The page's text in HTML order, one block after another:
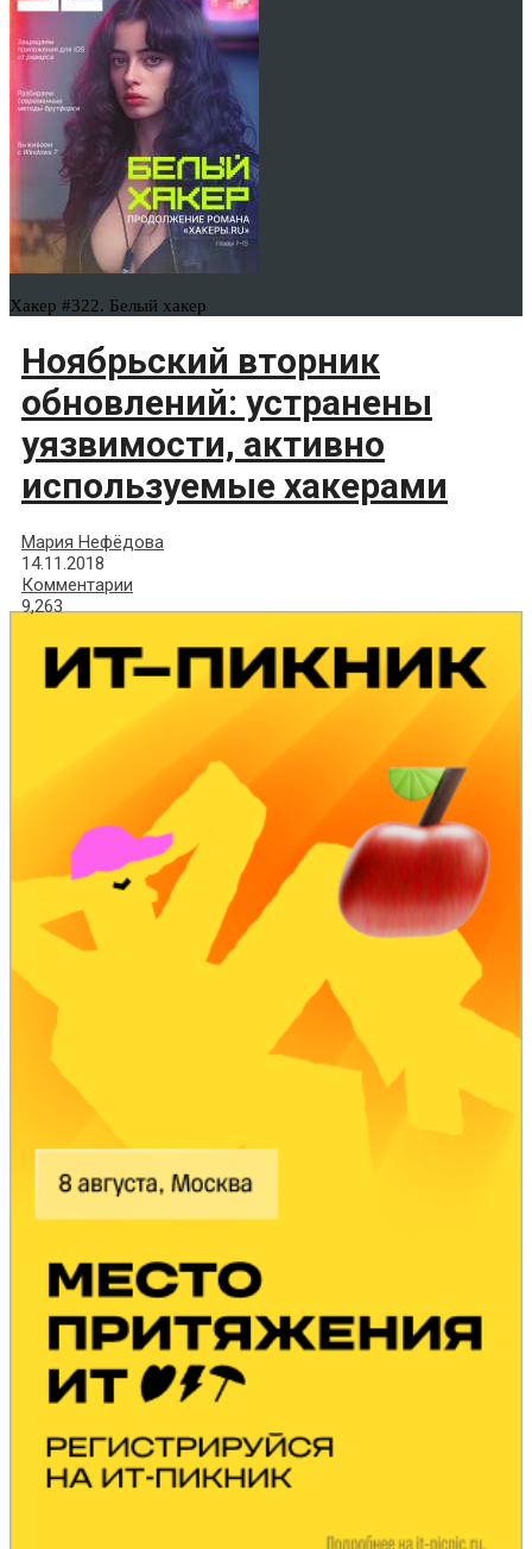
Хакер #322. Белый хакер
Ноябрьский вторник
обновлений: устранены
уязвимости, активно
используемые хакерами
Мария Нефёдова
14.11.2018
Комментарии
9,263